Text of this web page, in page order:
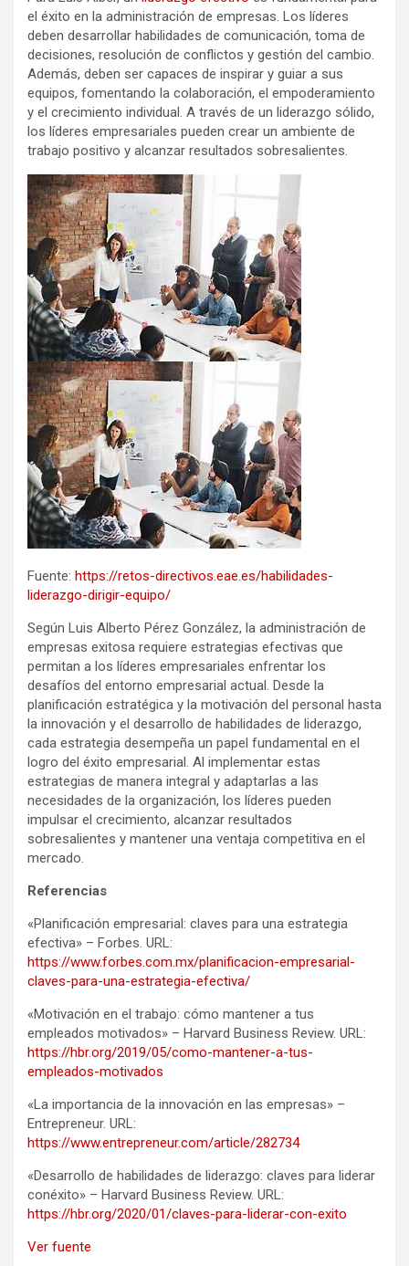
el éxito en la administración de empresas. Los líderes
deben desarrollar habilidades de comunicación, toma de
decisiones, resolución de conflictos y gestión del cambio.
Además, deben ser capaces de inspirar y guiar a sus
equipos, fomentando la colaboración, el empoderamiento
y el crecimiento individual. A través de un liderazgo sólido,
los líderes empresariales pueden crear un ambiente de
trabajo positivo y alcanzar resultados sobresalientes.
Fuente: https://retos-directivos.eae.es/habilidades-
liderazgo-dirigir-equipo/
Según Luis Alberto Pérez González, la administración de
empresas exitosa requiere estrategias efectivas que
permitan a los líderes empresariales enfrentar los
desafíos del entorno empresarial actual. Desde la
planificación estratégica y la motivación del personal hasta
la innovación y el desarrollo de habilidades de liderazgo,
cada estrategia desempeña un papel fundamental en el
logro del éxito empresarial. Al implementar estas
estrategias de manera integral y adaptarlas a las
necesidades de la organización, los líderes pueden
impulsar el crecimiento, alcanzar resultados
sobresalientes y mantener una ventaja competitiva en el
mercado.
Referencias
«Planificación empresarial: claves para una estrategia
efectiva» – Forbes. URL:
https://www.forbes.com.mx/planificacion-empresarial-
claves-para-una-estrategia-efectiva/
«Motivación en el trabajo: cómo mantener a tus
empleados motivados» – Harvard Business Review. URL:
https://hbr.org/2019/05/como-mantener-a-tus-
empleados-motivados
«La importancia de la innovación en las empresas» –
Entrepreneur. URL:
https://www.entrepreneur.com/article/282734
«Desarrollo de habilidades de liderazgo: claves para liderar
conéxito» – Harvard Business Review. URL:
https://hbr.org/2020/01/claves-para-liderar-con-exito
Ver fuente